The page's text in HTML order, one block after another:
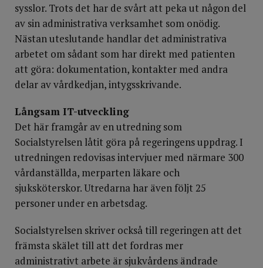
sysslor. Trots det har de svårt att peka ut någon del
av sin administrativa verksamhet som onödig.
Nästan uteslutande handlar det administrativa
arbetet om sådant som har direkt med patienten
att göra: dokumentation, kontakter med andra
delar av vårdkedjan, intygsskrivande.
Långsam IT-utveckling
Det här framgår av en utredning som
Socialstyrelsen låtit göra på regeringens uppdrag. I
utredningen redovisas intervjuer med närmare 300
vårdanställda, merparten läkare och
sjuksköterskor. Utredarna har även följt 25
personer under en arbetsdag.
Socialstyrelsen skriver också till regeringen att det
främsta skälet till att det fordras mer
administrativt arbete är sjukvårdens ändrade